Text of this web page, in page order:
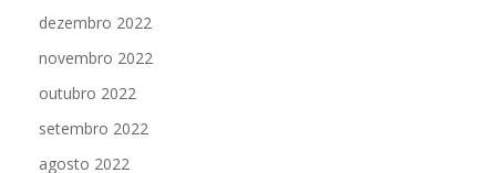
dezembro 2022
novembro 2022
outubro 2022
setembro 2022
agosto 2022